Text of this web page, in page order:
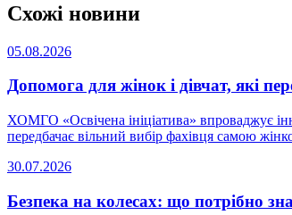
Схожі новини
05.08.2026
Допомога для жінок і дівчат, які
ХОМГО «Освічена ініціатива» впроваджує
передбачає вільний вибір фахівця самою
30.07.2026
Безпека на колесах: що потрібно